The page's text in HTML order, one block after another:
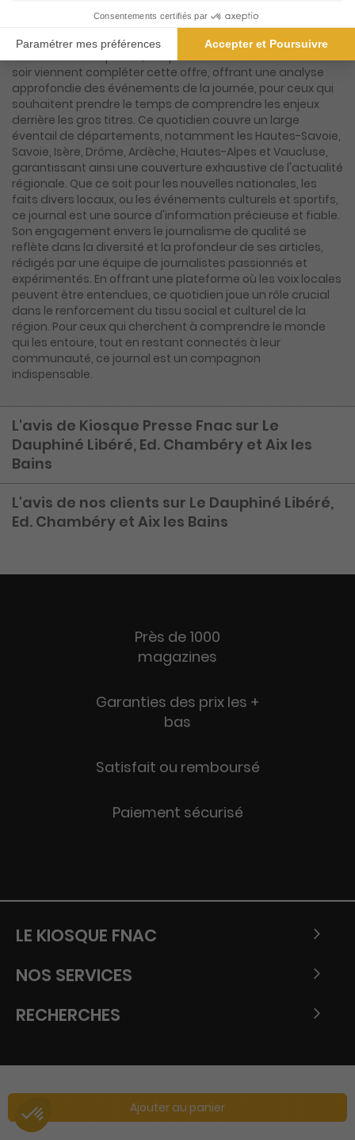
Ajouter au panier
la vie locale et régionale. Mais ce n'est pas tout. En
embrassant l'ère numérique, il a élargi son offre avec 15
éditions digitales, permettant à ses lecteurs de rester
informés en temps réel, où qu'ils soient. Les 6 éditions du
soir viennent compléter cette offre, offrant une analyse
approfondie des événements de la journée, pour ceux qui
souhaitent prendre le temps de comprendre les enjeux
derrière les gros titres. Ce quotidien couvre un large
éventail de départements, notamment les Hautes-Savoie,
Savoie, Isère, Drôme, Ardèche, Hautes-Alpes et Vaucluse,
garantissant ainsi une couverture exhaustive de l'actualité
régionale. Que ce soit pour les nouvelles nationales, les
faits divers locaux, ou les événements culturels et sportifs,
ce journal est une source d'information précieuse et fiable.
Son engagement envers le journalisme de qualité se
reflète dans la diversité et la profondeur de ses articles,
rédigés par une équipe de journalistes passionnés et
expérimentés. En offrant une plateforme où les voix locales
peuvent être entendues, ce quotidien joue un rôle crucial
dans le renforcement du tissu social et culturel de la
région. Pour ceux qui cherchent à comprendre le monde
qui les entoure, tout en restant connectés à leur
communauté, ce journal est un compagnon
indispensable.
L'avis de Kiosque Presse Fnac sur Le
Dauphiné Libéré, Ed. Chambéry et Aix les
Bains
L'avis de nos clients sur Le Dauphiné Libéré,
Ed. Chambéry et Aix les Bains
Près de 1000
magazines
Garanties des prix les +
bas
Satisfait ou remboursé
Paiement sécurisé
LE KIOSQUE FNAC
NOS SERVICES
RECHERCHES
Copyright © Tous droits réservés - Fnac 2026.